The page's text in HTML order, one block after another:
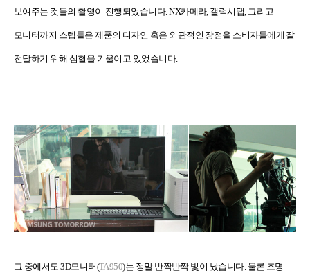
보여주는 컷들의 촬영이 진행되었습니다. NX카메라, 갤럭시탭, 그리고
모니터까지 스텝들은 제품의 디자인 혹은 외관적인 장점을 소비자들에게 잘
전달하기 위해 심혈을 기울이고 있었습니다.
그 중에서도 3D모니터(TA950)는 정말 반짝반짝 빛이 났습니다. 물론 조명